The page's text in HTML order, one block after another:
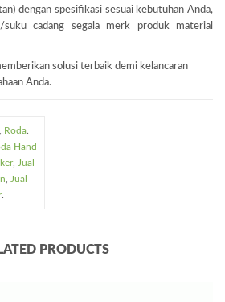
dengan spesifikasi sesuai kebutuhan Anda,
cadang segala merk produk material
solusi terbaik demi kelancaran
Anda.
Roda
Hand
, Jual
Jual
.
PRODUCTS